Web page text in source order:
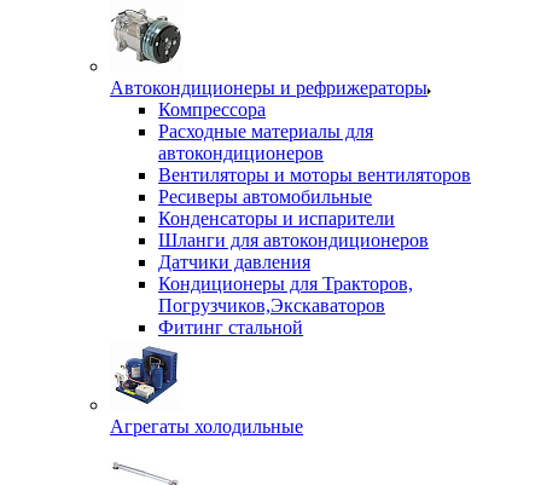
Автокондиционеры и рефрижераторы
Компрессора
Расходные материалы для
автокондиционеров
Вентиляторы и моторы вентиляторов
Ресиверы автомобильные
Конденсаторы и испарители
Шланги для автокондиционеров
Датчики давления
Кондиционеры для Тракторов,
Погрузчиков,Экскаваторов
Фитинг стальной
Агрегаты холодильные